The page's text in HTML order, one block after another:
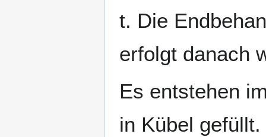
t. Die
erfolgt danach
Es entstehen
in Kübel gefüllt.